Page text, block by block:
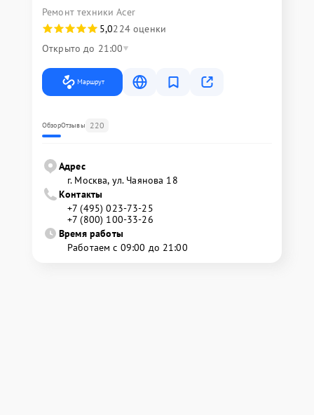
Ремонт техники Acer
5,0224 оценки
Открыто до 21:00
Маршрут
ОбзорОтзывы 220
Адрес
г. Москва, ул. Чаянова 18
Контакты
+7 (495) 023-73-25
+7 (800) 100-33-26
Время работы
Работаем с 09:00 до 21:00